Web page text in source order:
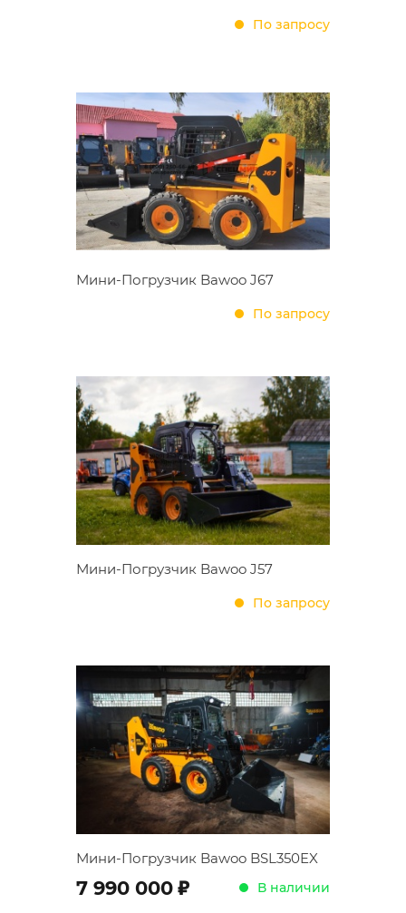
По запросу
Мини-Погрузчик Bawoo J67
По запросу
Мини-Погрузчик Bawoo J57
По запросу
Мини-Погрузчик Bawoo BSL350EX
7 990 000 ; В наличии